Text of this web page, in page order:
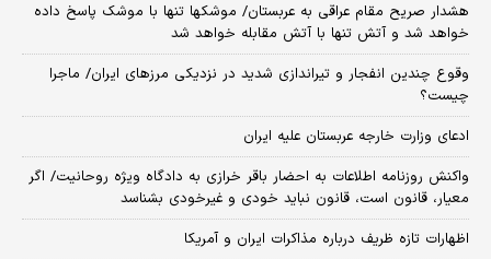
هشدار صریح مقام عراقی به عربستان/ موشکها تنها با موشک پاسخ داده
خواهد شد و آتش تنها با آتش مقابله خواهد شد
وقوع چندین انفجار و تیراندازی شدید در نزدیکی مرز‌های ایران/ ماجرا
چیست؟
ادعای وزارت خارجه عربستان علیه ایران
واکنش روزنامه اطلاعات به احضار باقر خرازی به دادگاه ویژه روحانیت/ اگر
معیار، قانون است، قانون نباید خودی و غیرخودی بشناسد
اظهارات تازه ظریف درباره مذاکرات ایران و آمریکا